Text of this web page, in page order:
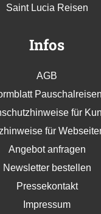
Saint Lucia Reisen
Infos
AGB
Pauschalreisen
für
für
Angebot anfragen
Newsletter bestellen
Pressekontakt
Impressum